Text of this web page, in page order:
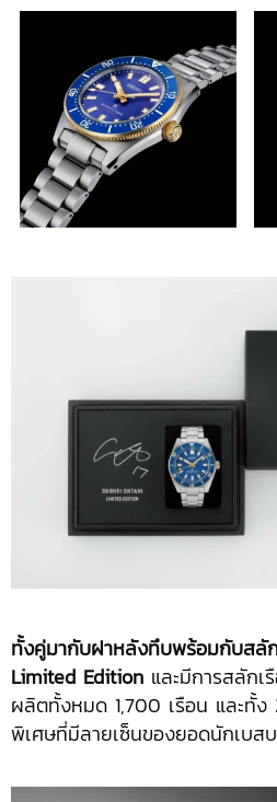
ทั้งคู่มากับฝาหลังทึบพร้อมกับสลั
Limited Edition และมีการสลัก
ผลิตทั้งหมด 1,700 เรือน และทั้
พิเศษที่มีลายเซ็นของยอดนักเบส